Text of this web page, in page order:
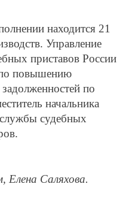
находится 21
Управление
приставов России
повышению
по
начальника
судебных
Саляхова.